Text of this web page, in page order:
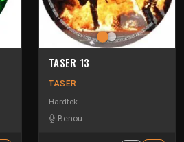
- Mr. Bassmeister-Neko
TASER 13
TASER
Hardtek
Benou